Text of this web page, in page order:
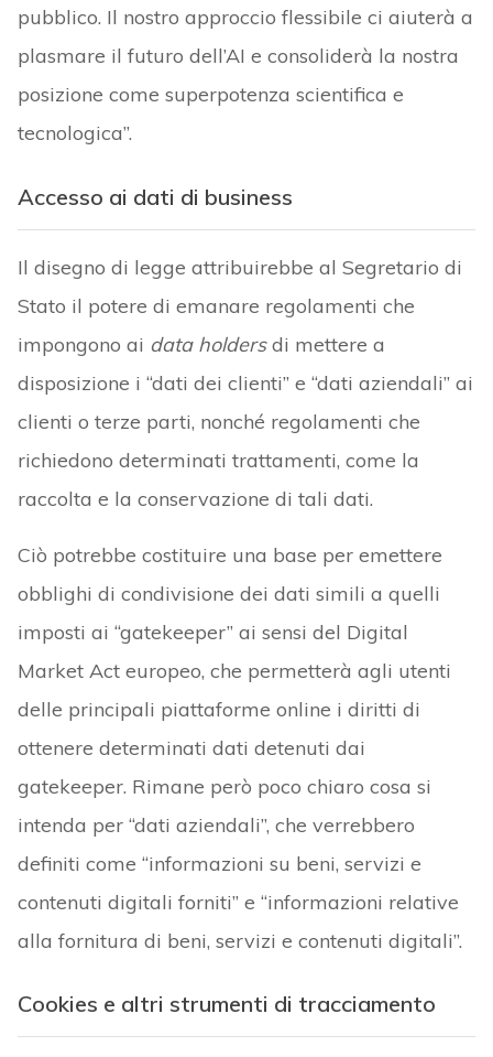
pubblico. Il nostro approccio flessibile ci aiuterà a
plasmare il futuro dell’AI e consoliderà la nostra
posizione come superpotenza scientifica e
tecnologica”.
Accesso ai dati di business
Il disegno di legge attribuirebbe al Segretario di
Stato il potere di emanare regolamenti che
impongono ai data holdersdi mettere a
disposizione i “dati dei clienti” e “dati aziendali” ai
clienti o terze parti, nonché regolamenti che
richiedono determinati trattamenti, come la
raccolta e la conservazione di tali dati.
Ciò potrebbe costituire una base per emettere
obblighi di condivisione dei dati simili a quelli
imposti ai “gatekeeper” ai sensi del Digital
Market Act europeo, che permetterà agli utenti
delle principali piattaforme online i diritti di
ottenere determinati dati detenuti dai
gatekeeper. Rimane però poco chiaro cosa si
intenda per “dati aziendali”, che verrebbero
definiti come “informazioni su beni, servizi e
contenuti digitali forniti” e “informazioni relative
alla fornitura di beni, servizi e contenuti digitali”.
Cookies e altri strumenti di tracciamento